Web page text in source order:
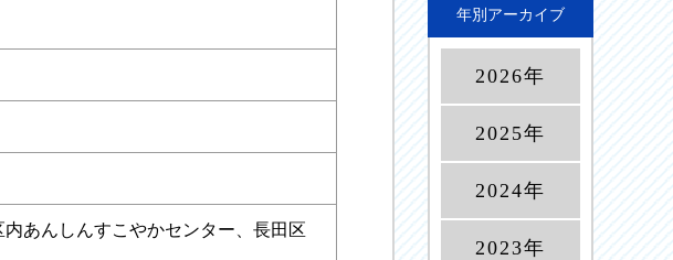
あんしんすこやかセンター、長田区
年別アーカイブ
2026年
2025年
2024年
2023年